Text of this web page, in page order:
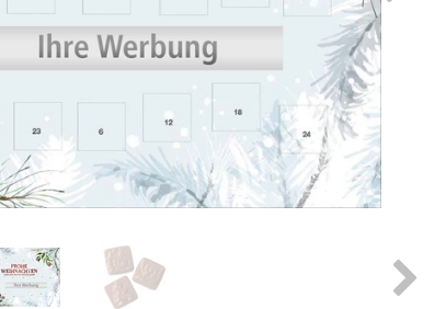
Namenstage
100-jähriger Kalender
Bauernregeln/-weisheiten
Sternzeichen/Horoskop
Gedenktage
Feiertage und Jahresübersicht auf der Rückwand